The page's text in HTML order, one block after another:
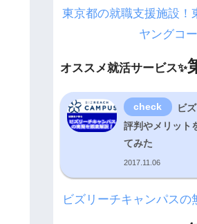
東京都の就職支援施設！
ヤングコ
オススメ就活サービス✨
ビ
評判やメリット
てみた
2017.11.06
ビズリーチキャンパスの